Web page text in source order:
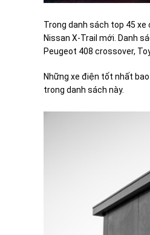
Trong danh sách top 45 xe
Nissan X-Trail mới. Danh
Peugeot 408 crossover,
Những xe điện tốt nhất bao
trong danh sách này.